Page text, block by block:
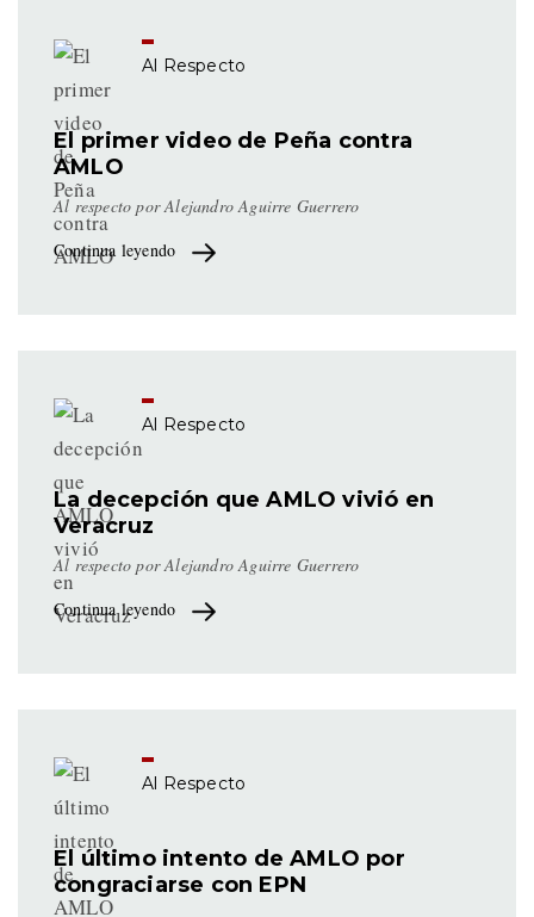
Al Respecto
El primer video de Peña contra
AMLO
Al respecto por Alejandro Aguirre Guerrero
Continua leyendo
Al Respecto
La decepción que AMLO vivió en
Veracruz
Al respecto por Alejandro Aguirre Guerrero
Continua leyendo
Al Respecto
El último intento de AMLO por
congraciarse con EPN